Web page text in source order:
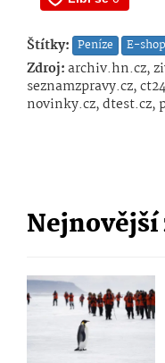
Štítky: Peníze E-
Zdroj:archiv.hn.cz,
seznamzpravy.cz,
novinky.cz, dtest.cz,